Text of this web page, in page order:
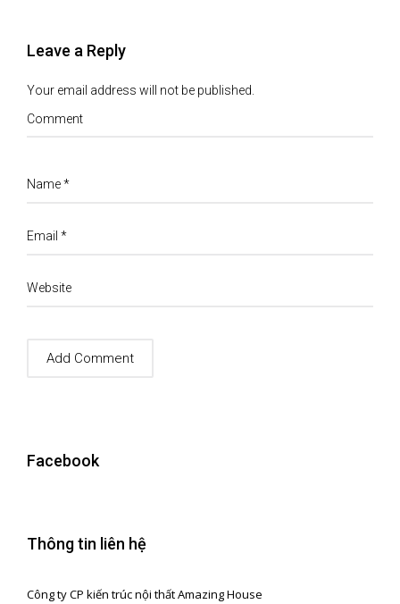
Leave a Reply
Your email address will not be published.
Comment
Name*
Email *
Website
Facebook
Thông tin liên hệ
Công ty CP kiến trúc nội thất Amazing House